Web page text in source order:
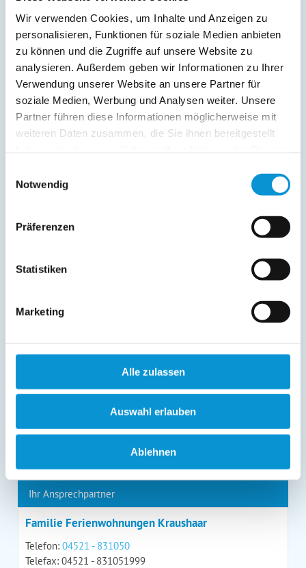
Wir verwenden Cookies, um Inhalte und Anzeigen zu
personalisieren, Funktionen für soziale Medien anbieten
zu können und die Zugriffe auf unsere Website zu
analysieren. Außerdem geben wir Informationen zu Ihrer
Verwendung unserer Website an unsere Partner für
soziale Medien, Werbung und Analysen weiter. Unsere
Partner führen diese Informationen möglicherweise mit
weiteren Daten zusammen, die Sie ihnen bereitgestellt
Notwendig
Präferenzen
Statistiken
Marketing
Alle zulassen
Auswahl erlauben
Ablehnen
Kopie der Nachricht per Mail zusenden
Reiseversicherungs­informationen anfordern
Ich habe dieDatenschutzhinweisegelesen und bin
damit einverstanden.
Bearbeitung Ihres Anliegens
gespeicherten Daten erhalten sowie die Berichtigung,
Bearbeitung Ihres Anliegens kann diesem
entgegenstehen. Die vorgenannten Rechte können Sie
Kontaktmöglichkeiten geltend machen, außerdem steht
Ihnen ein Beschwerderecht bei einer Aufsichtsbehörde
zu.
*
Kontaktdaten
Ihr Ansprechpartner
Familie Ferienwohnungen Kraushaar
Telefon: 04521 - 831050
Telefax: 04521 - 831051999